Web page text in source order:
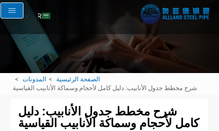
AR
EN
FR
ES
الصفحة الرئيسية
المدونات
شرح مخطط جدول الأنابيب: دليل كامل لأحجام وسماكة الأنابيب القياسية
شرح مخطط جدول الأنابيب: دليل
كامل لأحجام وسماكة الأنابيب القياسية